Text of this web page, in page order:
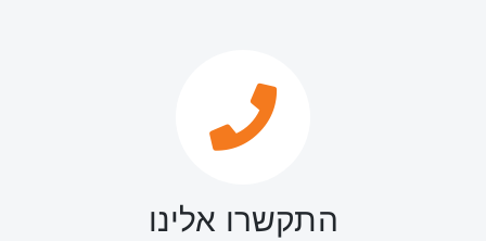
התקשרו אלינו